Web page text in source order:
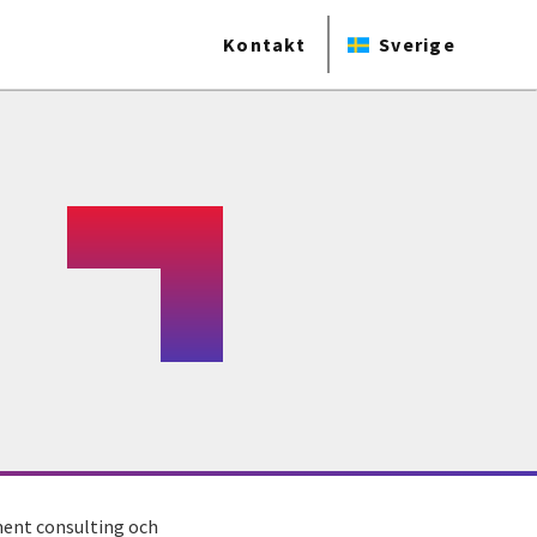
Kontakt Sverige
consulting och